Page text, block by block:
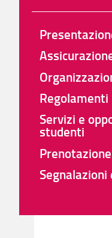
Regolamenti
Servizi e
studenti